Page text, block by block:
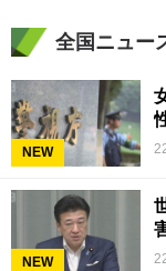
全国ニュー
NEW
NEW